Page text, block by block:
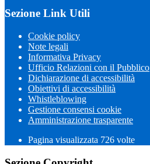
Sezione Link Utili
Cookie policy
Note legali
Informativa Privacy
Ufficio Relazioni con il Pubblico
Dichiarazione di accessibilità
Obiettivi di accessibilità
Whistleblowing
Gestione consensi cookie
Amministrazione trasparente
Pagina visualizzata 726 volte